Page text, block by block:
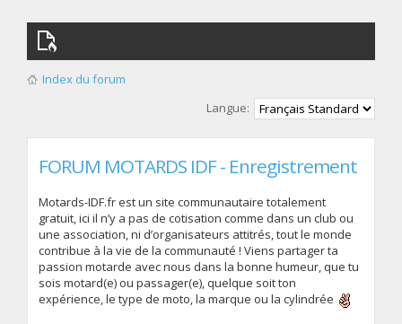
Forum
Balades & sorties moto
Index du forum
Langue:
FORUM MOTARDS IDF - Enregistrement
Motards-IDF.fr est un site communautaire totalement
gratuit, ici il n’y a pas de cotisation comme dans un club ou
une association, ni d’organisateurs attitrés, tout le monde
contribue à la vie de la communauté ! Viens partager ta
passion motarde avec nous dans la bonne humeur, que tu
sois motard(e) ou passager(e), quelque soit ton
expérience, le type de moto, la marque ou la cylindrée